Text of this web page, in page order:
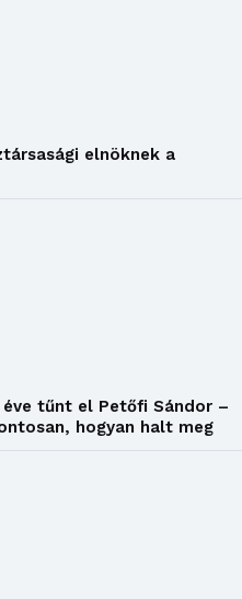
elnöknek a
tűnt el Petőfi Sándor –
hogyan halt meg